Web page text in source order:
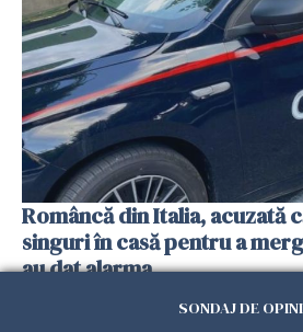
Româncă din Italia, acuzată
singuri în casă pentru a
au dat alarma
SONDAJ DE